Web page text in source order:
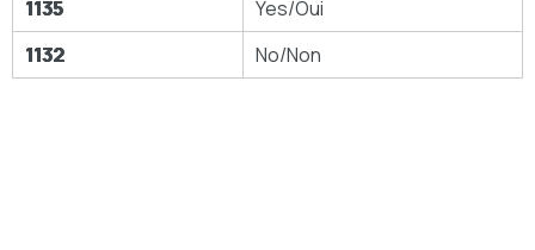
1135
Yes/Oui
1132
No/Non